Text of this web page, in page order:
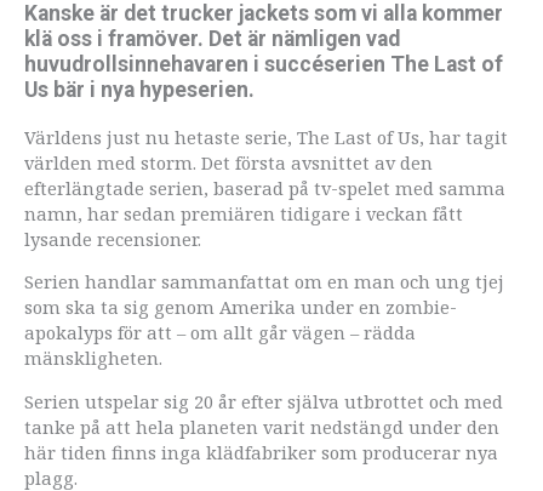
Kanske är det trucker jackets som vi alla kommer
klä oss i framöver. Det är nämligen vad
huvudrollsinnehavaren i succéserien The Last of
Us bär i nya hypeserien.
Världens just nu hetaste serie, The Last of Us, har tagit
världen med storm. Det första avsnittet av den
efterlängtade serien, baserad på tv-spelet med samma
namn, har sedan premiären tidigare i veckan fått
lysande recensioner.
Serien handlar sammanfattat om en man och ung tjej
som ska ta sig genom Amerika under en zombie-
apokalyps för att – om allt går vägen – rädda
mänskligheten.
Serien utspelar sig 20 år efter själva utbrottet och med
tanke på att hela planeten varit nedstängd under den
här tiden finns inga klädfabriker som producerar nya
plagg.